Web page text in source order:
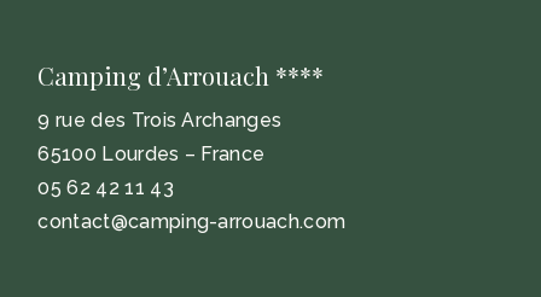
Camping d’Arrouach ****
9 rue des Trois Archanges
65100 Lourdes – France
05 62 42 11 43
contact@camping-arrouach.com